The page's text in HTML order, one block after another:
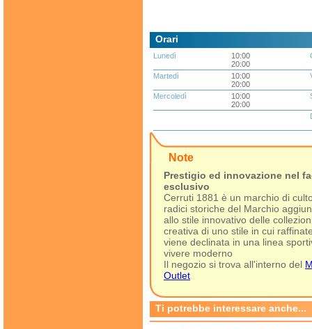
Orari
Lunedì
10:00
20:00
Martedì
10:00
20:00
Mercoledì
10:00
20:00
Note
Prestigio ed innovazione nel
esclusivo
Cerruti 1881 è un marchio di
radici storiche del Marchio
allo stile innovativo delle
creativa di uno stile in cui
viene declinata in una linea
vivere moderno
Il negozio si trova all'interno del
Outlet
Ti potrebbe interessare anche...